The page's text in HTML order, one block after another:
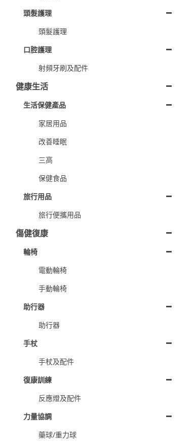
頭髮護理
頭髮護理
口腔護理
射頻牙刷及配件
健康生活
生活保健產品
家居用品
改善睡眠
三高
保健食品
旅行用品
旅行便攜用品
傷健復康
輪椅
電動輪椅
手動輪椅
助行器
助行器
手杖
手杖及配件
復康訓練
反應燈及配件
力量協調
藥球/重力球